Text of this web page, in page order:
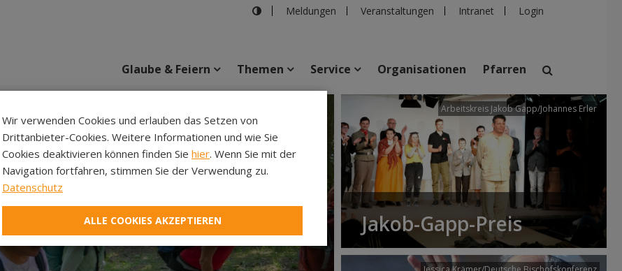
Meldungen Veranstaltungen Intranet Login
suchen
Veranstaltungen Personen Pfarren Einrichtungen
Glaube & Feiern Themen Service Organisationen Pfarren
Arbeitskreis Jakob Gapp/Johannes Erler
Jakob-Gapp-Preis
Wir verwenden Cookies und erlauben das Setzen von
Drittanbieter-Cookies. Weitere Informationen und wie Sie
Cookies deaktivieren können finden Sie hier. Wenn Sie mit der
Navigation fortfahren, stimmen Sie der Verwendung zu.
Datenschutz
ALLE COOKIES AKZEPTIEREN